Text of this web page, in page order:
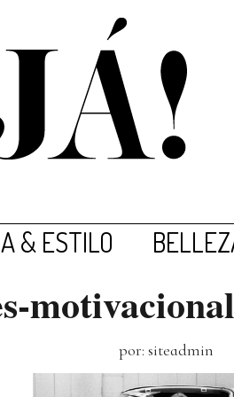
& ESTILO
por: siteadmin